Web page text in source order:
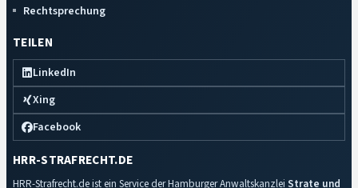
Rechtsprechung
TEILEN
LinkedIn
Xing
Facebook
HRR-STRAFRECHT.DE
HRR-Strafrecht.de ist ein Service der Hamburger Anwaltskanzlei Strate und